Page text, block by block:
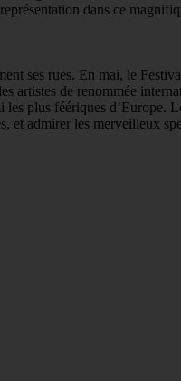
dans ce
ses rues. En mai, le
artistes de renommée
plus féériques d’Europe.
et admirer les merveilleux